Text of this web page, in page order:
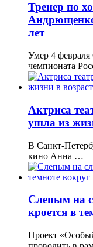
Тренер по
лет
Умер 4
чемпионата
Актриса
ушла из
В Санкт-
кино Анна …
Слепым на
кроется в
Проект